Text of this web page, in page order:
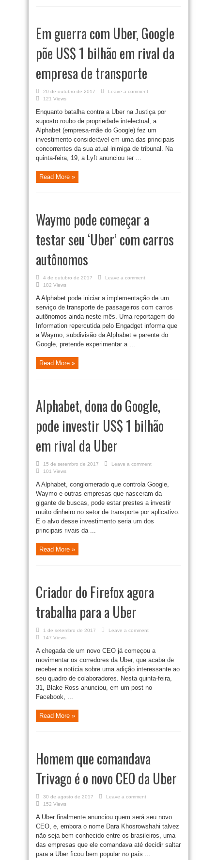
Em guerra com Uber, Google
põe US$ 1 bilhão em rival da
empresa de transporte
20 de outubro de 2017
Leave a comment
121 Views
Enquanto batalha contra a Uber na Justiça por
suposto roubo de propriedade intelectual, a
Alphabet (empresa-mãe do Google) fez um
investimento considerável em uma das principais
concorrentes da sua atual inimiga de tribunal. Na
quinta-feira, 19, a Lyft anunciou ter ...
Read More »
Waymo pode começar a
testar seu ‘Uber’ com carros
autônomos
4 de outubro de 2017
Leave a comment
182 Views
A Alphabet pode iniciar a implementação de um
serviço de transporte de passageiros com carros
autônomos ainda neste mês. Uma reportagem do
Information repercutida pelo Engadget informa que
a Waymo, subdivisão da Alphabet e parente do
Google, pretende experimentar a ...
Read More »
Alphabet, dona do Google,
pode investir US$ 1 bilhão
em rival da Uber
15 de setembro de 2017
Leave a comment
101 Views
A Alphabet, conglomerado que controla Google,
Waymo e outras empresas que nasceram da
gigante de buscas, pode estar prestes a investir
muito dinheiro no setor de transporte por aplicativo.
E o alvo desse investimento seria um dos
principais rivais da ...
Read More »
Criador do Firefox agora
trabalha para a Uber
1 de setembro de 2017
Leave a comment
147 Views
A chegada de um novo CEO já começou a
movimentar os corredores da Uber, que acaba de
receber a notícia sobre uma adição interessante ao
seu quadro de colaboradores. Nesta quinta-feira,
31, Blake Ross anunciou, em um post no
Facebook, ...
Read More »
Homem que comandava
Trivago é o novo CEO da Uber
30 de agosto de 2017
Leave a comment
152 Views
A Uber finalmente anunciou quem será seu novo
CEO, e, embora o nome Dara Khosrowshahi talvez
não seja bem conhecido entre os brasileiros, uma
das empresas que ele comandava até decidir saltar
para a Uber ficou bem popular no país ...